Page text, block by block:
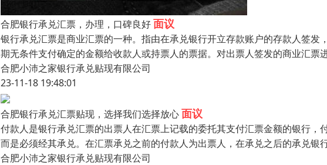
合肥银行承兑汇票，办理，口碑良好面议
银行承兑汇票是商业汇票的一种。指由在承兑银行开立存款账户的存款人签
期无条件支付确定的金额给收款人或持票人的票据。对出票人签发的商业汇
合肥小沛之家银行承兑贴现有限公司
23-11-18 19:48:01
合肥银行承兑汇票贴现，选择我们选择放心面议
付款人是银行承兑汇票的出票人在汇票上记载的委托其支付汇票金额的银行
而是必须经其承兑。在汇票承兑之前的付款人为出票人，在承兑之后的承兑
合肥小沛之家银行承兑贴现有限公司